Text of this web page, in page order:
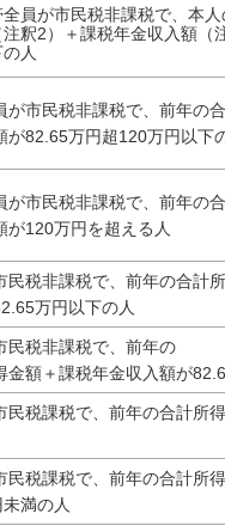
全員が市民税非課税で、本
注釈2）＋課税年金収入額（
人
が市民税非課税で、前年の
が82.65万円超120万円以下
が市民税非課税で、前年の
が120万円を超える人
民税非課税で、前年の合計
万円以下の人
民税非課税で、前年の
金額＋課税年金収入額が
民税課税で、前年の合計所
民税課税で、前年の合計所
満の人